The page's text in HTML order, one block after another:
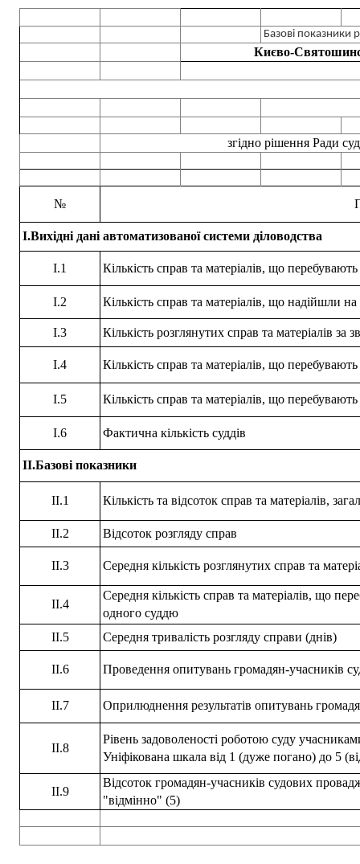
Базові показники
Києво-
згідно рішення Ради
№
I.Вихідні дані автоматизованої системи діловодства
I.1 Кількість справ та матеріалів, що
I.2 Кількість справ та матеріалів, що надійшли на
I.3 Кількість розглянутих справ та матеріалів за
I.4 Кількість справ та матеріалів, що
I.5 Кількість справ та матеріалів, що
I.6 Фактична кількість суддів
II.Базові показники
II.1 Кількість та відсоток справ та матеріалів,
II.2 Відсоток розгляду справ
II.3 Середня кількість розглянутих справ та
II.4
Середня кількість справ та матеріалів, що
одного суддю
II.5
Середня тривалість розгляду справи (днів)
II.6 Проведення опитувань громадян-учасників
II.7 Оприлюднення результатів опитувань
II.8
Рівень задоволеності роботою суду
Уніфікована шкала від 1 (дуже погано) до 5
II.9
Відсоток громадян-учасників судових
"відмінно" (5)